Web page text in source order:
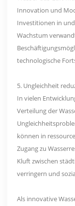
Innovation und
Investitionen in
Wachstum
technologische
5. Ungleichheit
In vielen
Verteilung der
können in
Zugang zu
Kluft zwischen
verringern und
Als innovative